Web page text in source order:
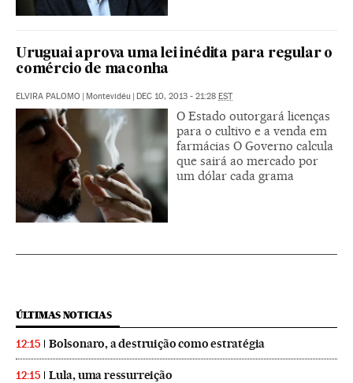
Uruguai aprova uma lei inédita para regular o
comércio de maconha
ELVIRA PALOMO | Montevidéu | DEC 10, 2013 - 21:28 EST
O Estado outorgará licenças
para o cultivo e a venda em
farmácias O Governo calcula
que sairá ao mercado por
um dólar cada grama
ÚLTIMAS NOTICIAS
12:15 Bolsonaro, a destruição como estratégia
12:15 Lula, uma ressurreição